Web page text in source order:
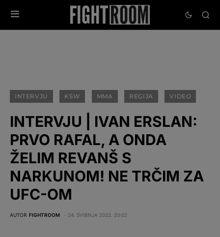
INTERVJU KSW MMA REGIJA VIDEO
INTERVJU | IVAN ERSLAN:
PRVO RAFAL, A ONDA
ŽELIM REVANŠ S
NARKUNOM! NE TRČIM ZA
UFC-OM
AUTOR FIGHTROOM 24. SVIBNJA 2022. 20:02